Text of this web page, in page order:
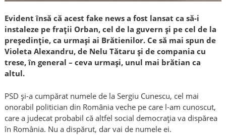
Evident însă că acest fake news a fost lansat ca să-i
instaleze pe frații Orban, cel de la guvern și pe cel de la
președinție, ca urmași ai Brătienilor. Ce să mai spun de
Violeta Alexandru, de Nelu Tătaru și de compania cu
trese, în general – ceva urmași, unul mai brătian ca
altul.
PSD și-a cumpărat numele de la Sergiu Cunescu, cel mai
onorabil politician din România veche pe care l-am cunoscut,
care a judecat probabil că altfel social democrația va dispărea
în România. Nu a dispărut, dar vai de numele ei.